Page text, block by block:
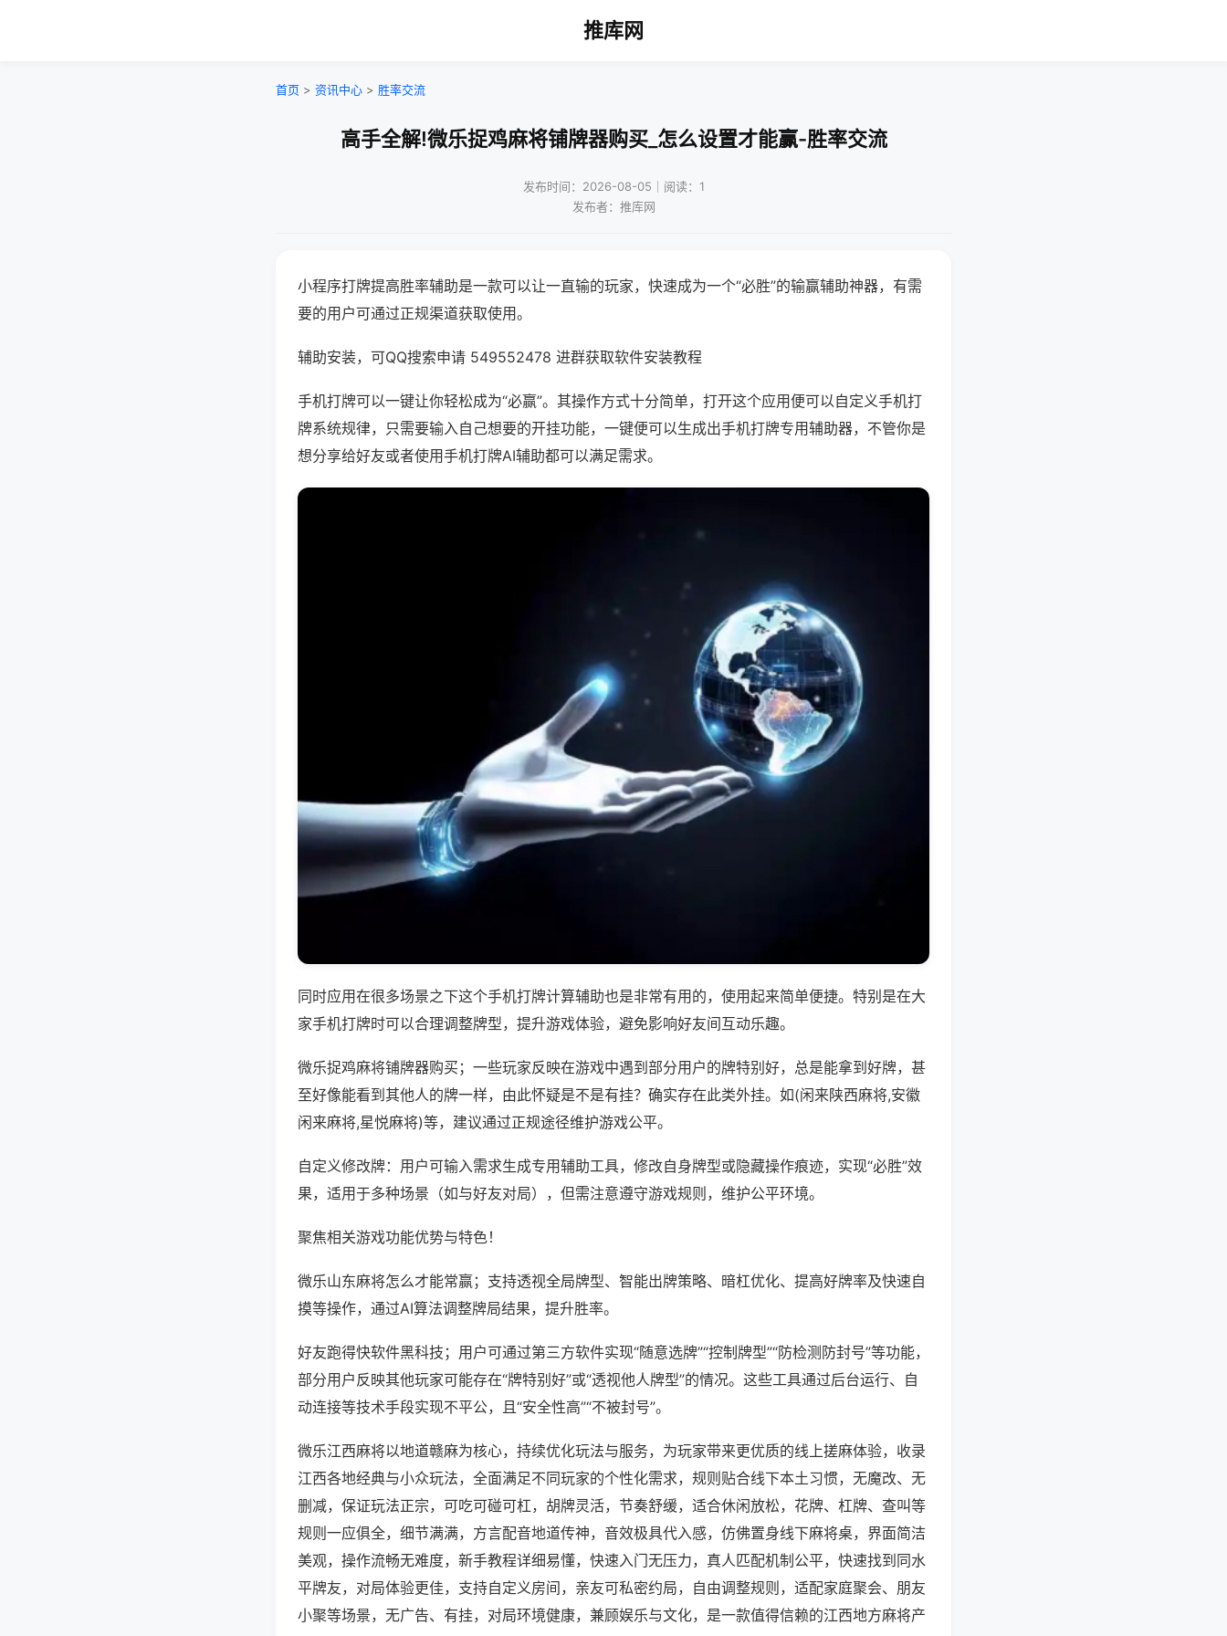
推库网
首页 > 资讯中心 > 胜率交流
高手全解!微乐捉鸡麻将铺牌器购买_怎么设置才能赢-胜率交流
发布时间：2026-08-05｜阅读：1
发布者：推库网
小程序打牌提高胜率辅助是一款可以让一直输的玩家，快速成为一个“必胜”的输赢辅助神器，有需
要的用户可通过正规渠道获取使用。
辅助安装，可QQ搜索申请 549552478 进群获取软件安装教程
手机打牌可以一键让你轻松成为“必赢”。其操作方式十分简单，打开这个应用便可以自定义手机打
牌系统规律，只需要输入自己想要的开挂功能，一键便可以生成出手机打牌专用辅助器，不管你是
想分享给好友或者使用手机打牌AI辅助都可以满足需求。
同时应用在很多场景之下这个手机打牌计算辅助也是非常有用的，使用起来简单便捷。特别是在大
家手机打牌时可以合理调整牌型，提升游戏体验，避免影响好友间互动乐趣。
微乐捉鸡麻将铺牌器购买；一些玩家反映在游戏中遇到部分用户的牌特别好，总是能拿到好牌，甚
至好像能看到其他人的牌一样，由此怀疑是不是有挂？确实存在此类外挂。如(闲来陕西麻将,安徽
闲来麻将,星悦麻将)等，建议通过正规途径维护游戏公平。
自定义修改牌：用户可输入需求生成专用辅助工具，修改自身牌型或隐藏操作痕迹，实现“必胜”效
果，适用于多种场景（如与好友对局），但需注意遵守游戏规则，维护公平环境。
聚焦相关游戏功能优势与特色！
微乐山东麻将怎么才能常赢；支持透视全局牌型、智能出牌策略、暗杠优化、提高好牌率及快速自
摸等操作，通过AI算法调整牌局结果，提升胜率。
好友跑得快软件黑科技；用户可通过第三方软件实现“随意选牌”“控制牌型”“防检测防封号”等功能，
部分用户反映其他玩家可能存在“牌特别好”或“透视他人牌型”的情况。这些工具通过后台运行、自
动连接等技术手段实现不平公，且“安全性高”“不被封号”。
微乐江西麻将以地道赣麻为核心，持续优化玩法与服务，为玩家带来更优质的线上搓麻体验，收录
江西各地经典与小众玩法，全面满足不同玩家的个性化需求，规则贴合线下本土习惯，无魔改、无
删减，保证玩法正宗，可吃可碰可杠，胡牌灵活，节奏舒缓，适合休闲放松，花牌、杠牌、查叫等
规则一应俱全，细节满满，方言配音地道传神，音效极具代入感，仿佛置身线下麻将桌，界面简洁
美观，操作流畅无难度，新手教程详细易懂，快速入门无压力，真人匹配机制公平，快速找到同水
平牌友，对局体验更佳，支持自定义房间，亲友可私密约局，自由调整规则，适配家庭聚会、朋友
小聚等场景，无广告、有挂，对局环境健康，兼顾娱乐与文化，是一款值得信赖的江西地方麻将产